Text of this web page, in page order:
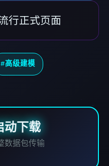
行正式页面
#高级建模
动下载
数据包传输